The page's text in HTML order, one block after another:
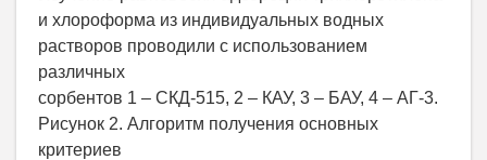
и хлороформа из индивидуальных водных
растворов проводили с использованием
различных
сорбентов 1 – СКД-515, 2 – КАУ, 3 – БАУ, 4 – АГ-3.
Рисунок 2. Алгоритм получения основных
критериев